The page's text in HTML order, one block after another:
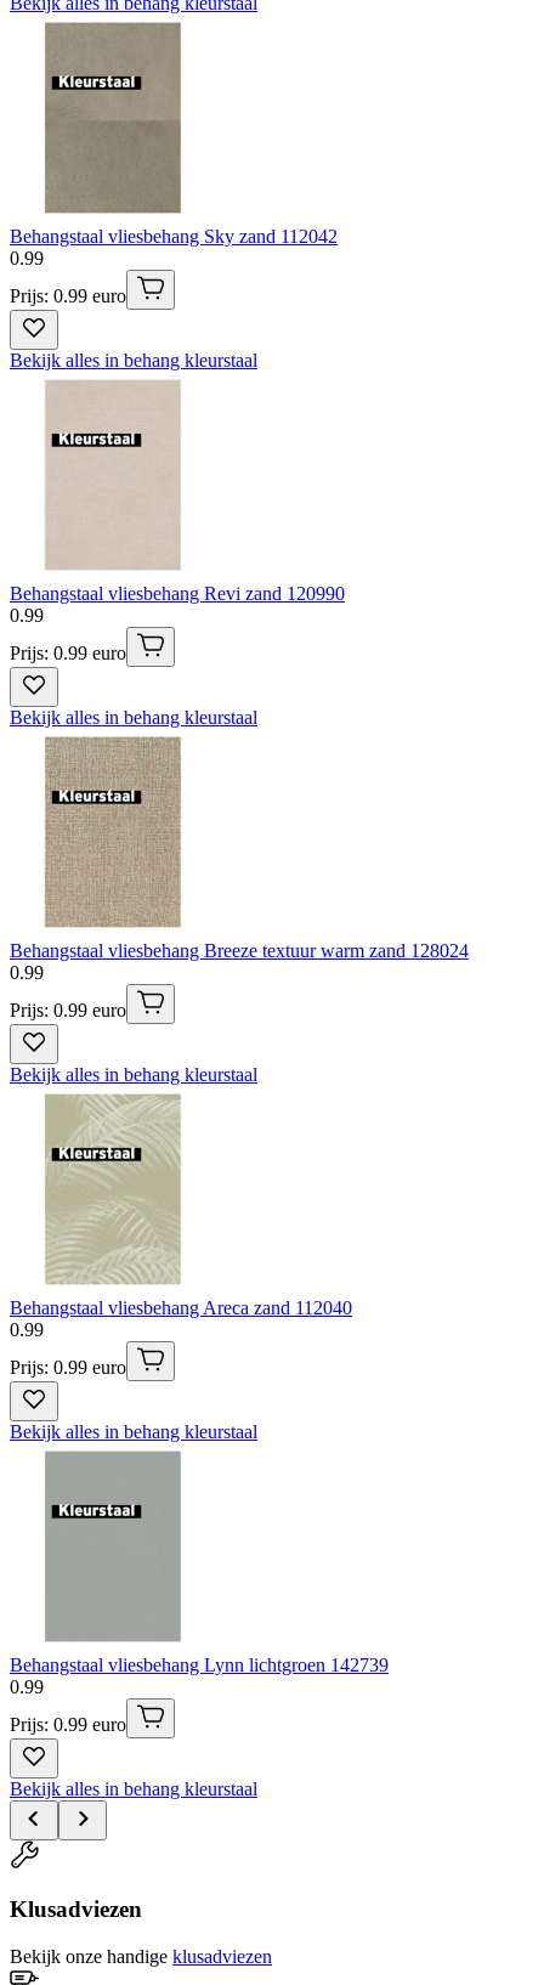
Behangstaal vliesbehang Sky zand 112042
0.99
Prijs: 0.99 euro
Bekijk alles in behang kleurstaal
Behangstaal vliesbehang Revi zand 120990
0.99
Prijs: 0.99 euro
Bekijk alles in behang kleurstaal
Behangstaal vliesbehang Breeze textuur warm zand 128024
0.99
Prijs: 0.99 euro
Bekijk alles in behang kleurstaal
Behangstaal vliesbehang Areca zand 112040
0.99
Prijs: 0.99 euro
Bekijk alles in behang kleurstaal
Behangstaal vliesbehang Lynn lichtgroen 142739
0.99
Prijs: 0.99 euro
Bekijk alles in behang kleurstaal
Klusadviezen
Bekijk onze handige klusadviezen